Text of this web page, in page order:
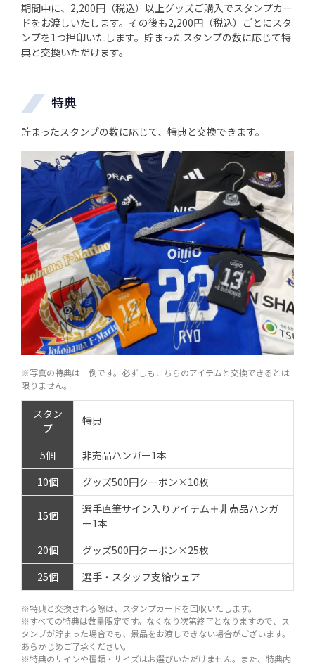
期間中に、2,200円（税込）以上グッズご購入でスタンプカー
ドをお渡しいたします。その後も2,200円（税込）ごとにスタ
ンプを1つ押印いたします。貯まったスタンプの数に応じて特
典と交換いただけます。
特典
貯まったスタンプの数に応じて、特典と交換できます。
※写真の特典は一例です。必ずしもこちらのアイテムと交換できるとは
限りません。
スタン
プ
特典
5個
非売品ハンガー1本
10個
グッズ500円クーポン×10枚
15個
選手直筆サイン入りアイテム＋非売品ハンガ
ー1本
20個
グッズ500円クーポン×25枚
25個
選手・スタッフ支給ウェア
※特典と交換される際は、スタンプカードを回収いたします。
※すべての特典は数量限定です。なくなり次第終了となりますので、ス
タンプが貯まった場合でも、景品をお渡しできない場合がございます。
あらかじめご了承ください。
※特典のサインや種類・サイズはお選びいただけません。また、特典内